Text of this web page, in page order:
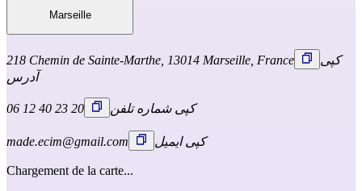
Marseille
218 Chemin de Sainte-Marthe, 13014 Marseille, France
کپی
آدرس
06 12 40 23 20 کپی شماره تلفن
made.ecim@gmail.com کپی ایمیل
Chargement de la carte...